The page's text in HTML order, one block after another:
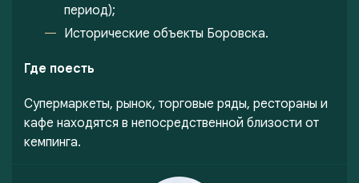
период);
Исторические объекты Боровска.
Где поесть
Супермаркеты, рынок, торговые ряды, рестораны и
кафе находятся в непосредственной близости от
кемпинга.